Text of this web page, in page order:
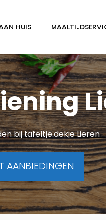
HUIS
bij tafeltje dekje Lieren
AANBIEDINGEN